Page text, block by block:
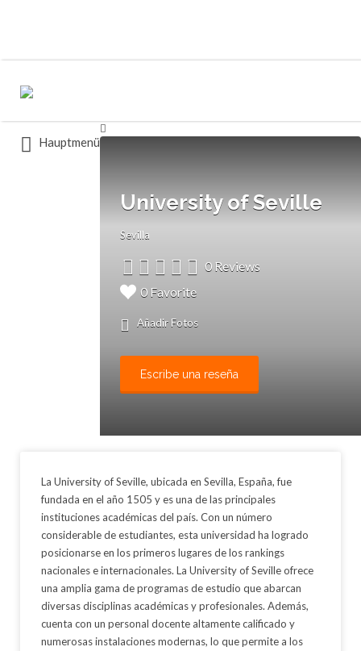
por:
Hauptmenü
University of Seville
Sevilla
0 Reviews
0 Favorite
Añadir Fotos
Escribe una reseña
La University of Seville, ubicada en Sevilla, España, fue
fundada en el año 1505 y es una de las principales
instituciones académicas del país. Con un número
considerable de estudiantes, esta universidad ha logrado
posicionarse en los primeros lugares de los rankings
nacionales e internacionales. La University of Seville ofrece
una amplia gama de programas de estudio que abarcan
diversas disciplinas académicas y profesionales. Además,
cuenta con un personal docente altamente calificado y
numerosas instalaciones modernas, lo que permite a los